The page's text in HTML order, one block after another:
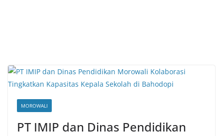
MOROWALI
PT IMIP dan Dinas Pendidikan